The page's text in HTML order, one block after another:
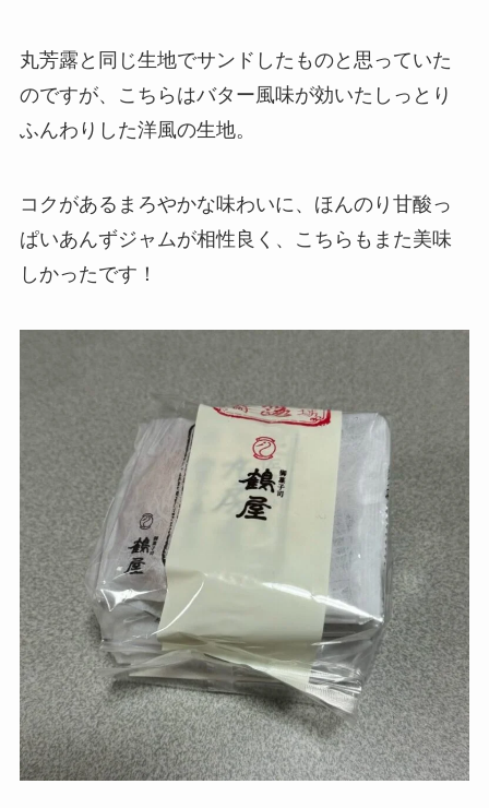
丸芳露と同じ生地でサンドしたものと思っていた
のですが、こちらはバター風味が効いたしっとり
ふんわりした洋風の生地。
コクがあるまろやかな味わいに、ほんのり甘酸っ
ぱいあんずジャムが相性良く、こちらもまた美味
しかったです！